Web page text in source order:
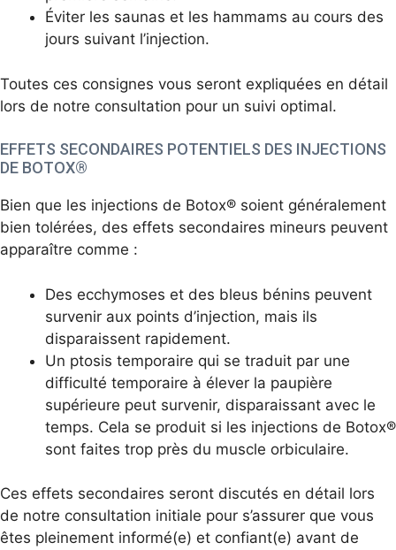
Éviter les saunas et les hammams au cours des
jours suivant l’injection.
Toutes ces consignes vous seront expliquées en détail
lors de notre consultation pour un suivi optimal.
EFFETS SECONDAIRES POTENTIELS DES INJECTIONS
DE BOTOX®
Bien que les injections de Botox® soient généralement
bien tolérées, des effets secondaires mineurs peuvent
apparaître comme :
Des ecchymoses et des bleus bénins peuvent
survenir aux points d’injection, mais ils
disparaissent rapidement.
Un ptosis temporaire qui se traduit par une
difficulté temporaire à élever la paupière
supérieure peut survenir, disparaissant avec le
temps. Cela se produit si les injections de Botox®
sont faites trop près du muscle orbiculaire.
Ces effets secondaires seront discutés en détail lors
de notre consultation initiale pour s’assurer que vous
êtes pleinement informé(e) et confiant(e) avant de